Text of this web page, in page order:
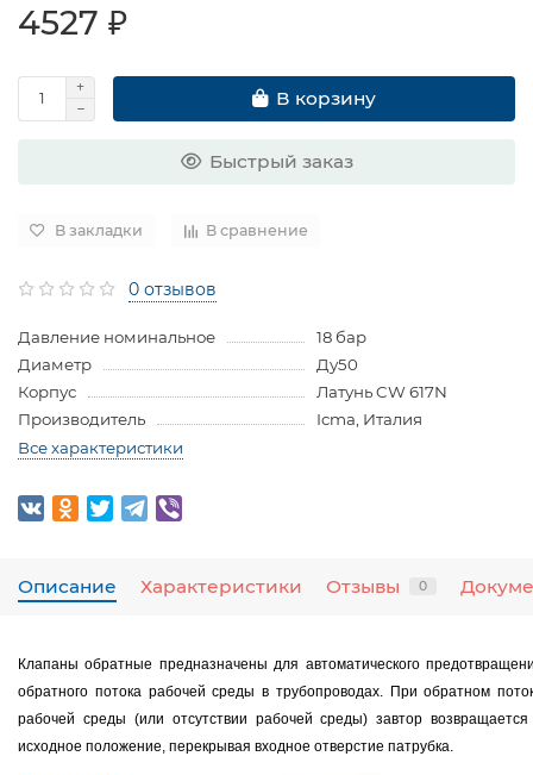
4527 ₽
В корзину
Быстрый заказ
В закладки В сравнение
0 отзывов
Давление номинальное
18 бар
Диаметр
Ду50
Корпус
Латунь CW 617N
Производитель
Icma, Италия
Все характеристики
Описание Характеристики Отзывы 0
Клапаны обратные предназначены для автоматического
обратного потока рабочей среды в трубопроводах. При обратном
рабочей среды (или отсутствии рабочей среды) завтор
исходное положение, перекрывая входное отверстие патрубка.